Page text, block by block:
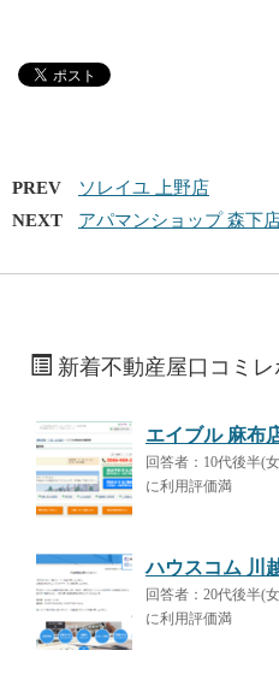
PREV
ソレイユ 上野店
NEXT
アパマンショップ 森下
新着不動産屋口コミレ
エイブル 麻布
回答者：10代後半(
に利用評価満
ハウスコム 川
回答者：20代後半(
に利用評価満